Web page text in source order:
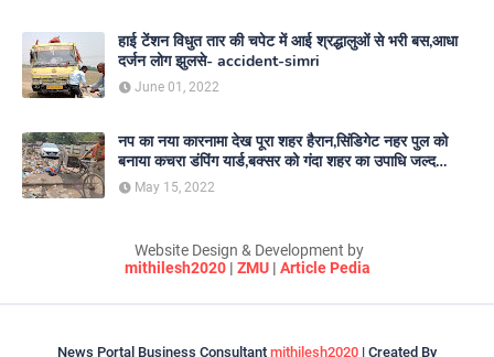
हाई टेंशन विधुत तार की चपेट में आई श्रद्धालुओं से भरी बस,आधा
दर्जन लोग झुलसे- accident-simri
June 01, 2022
नप का नया कारनामा देख पूरा शहर हैरान,सिंडिगेट नहर पुल को
बनाया कचरा डंपिंग यार्ड,बक्सर को गंदा शहर का उपाधि जल्द
दिलाएगा नगर परिषद- nagar-parishad
May 15, 2022
Website Design & Development by
mithilesh2020| ZMU| Article Pedia
News Portal Business Consultant mithilesh2020 | Created By